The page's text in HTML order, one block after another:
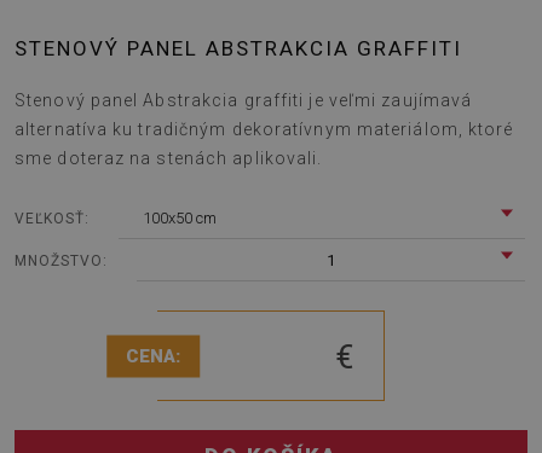
STENOVÝ PANEL ABSTRAKCIA GRAFFITI
Stenový panel Abstrakcia graffiti je veľmi zaujímavá
alternatíva ku tradičným dekoratívnym materiálom, ktoré
sme doteraz na stenách aplikovali.
VEĽKOSŤ: 100x50 cm
MNOŽSTVO: 1
CENA: €